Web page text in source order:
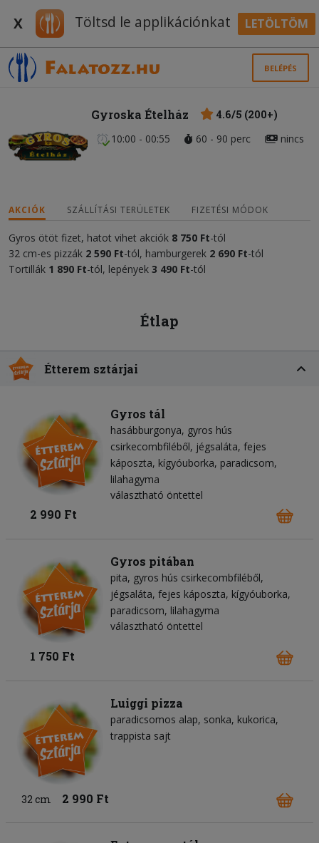
X Töltsd le applikációnkat LETÖLTÖM
BELÉPÉS
Gyroska Ételház
4.6/5 (200+)
10:00 - 00:55
60 - 90 perc nincs
AKCIÓK SZÁLLÍTÁSI TERÜLETEK FIZETÉSI MÓDOK
Gyros ötöt fizet, hatot vihet akciók 8 750 Ft-tól
32 cm-es pizzák 2 590 Ft-tól, hamburgerek 2 690 Ft-tól
Tortillák 1 890 Ft-tól, lepények 3 490 Ft-tól
Étlap
Étterem sztárjai
Gyros tál
hasábburgonya gyros hús
csirkecombfiléből jégsaláta fejes
káposzta kígyóuborka paradicsom
lilahagyma
választható öntettel
2 990 Ft
Gyros pitában
pita gyros hús csirkecombfiléből
jégsaláta fejes káposzta kígyóuborka
paradicsom lilahagyma
választható öntettel
1 750 Ft
Luiggi pizza
paradicsomos alap sonka kukorica
trappista sajt
32 cm 2 990 Ft